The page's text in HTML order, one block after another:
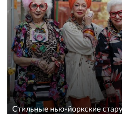
Стильные нью-йоркские